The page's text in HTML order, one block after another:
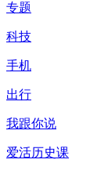
专题
科技
手机
出行
我跟你说
爱活历史课